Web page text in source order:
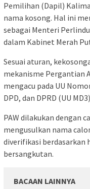
Pemilihan (Dapil)
nama kosong. Hal ini
sebagai Menteri
dalam Kabinet Merah
Sesuai aturan,
mekanisme Pergantian
mengacu pada UU
DPD, dan DPRD (UU
PAW dilakukan dengan
mengusulkan nama
diverifikasi berdasarkan
bersangkutan.
BACAAN LAINNYA